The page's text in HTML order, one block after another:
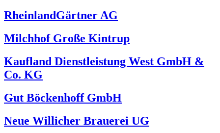
RheinlandGärtner AG
Milchhof Große Kintrup
Kaufland Dienstleistung West GmbH &
Co. KG
Gut Böckenhoff GmbH
Neue Willicher Brauerei UG